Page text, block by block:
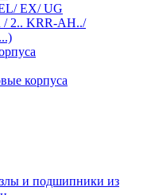
EX/ UG
2.. KRR-AH../
корпуса
и подшипники из